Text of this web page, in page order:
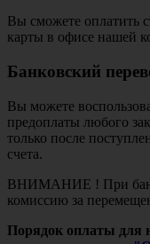
Вы сможете оплатить
карты в офисе нашей
Банковский
Вы можете
предоплаты любого
только после
счета.
ВНИМАНИЕ ! При
комиссию за
Порядок оплаты для